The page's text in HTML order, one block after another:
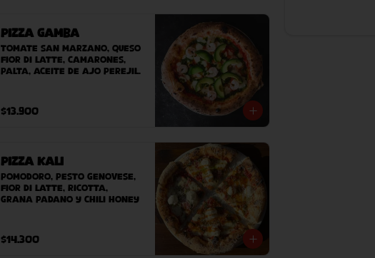
Pizza Gamba
Tomate San Marzano, queso
Fior Di Latte, camarones,
palta, aceite de ajo perejil.
$13.900
Pizza Kali
Pomodoro, pesto genovese,
fior di latte, ricotta,
grana padano y chili honey
$14.300